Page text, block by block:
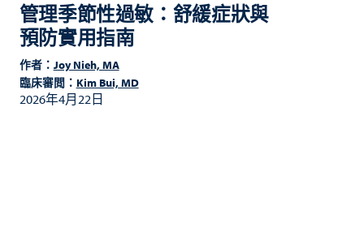
管理季節性過敏：舒緩症狀與
預防實用指南
作者： Joy Nieh, MA
臨床審閲： Kim Bui, MD
2026年4月22日